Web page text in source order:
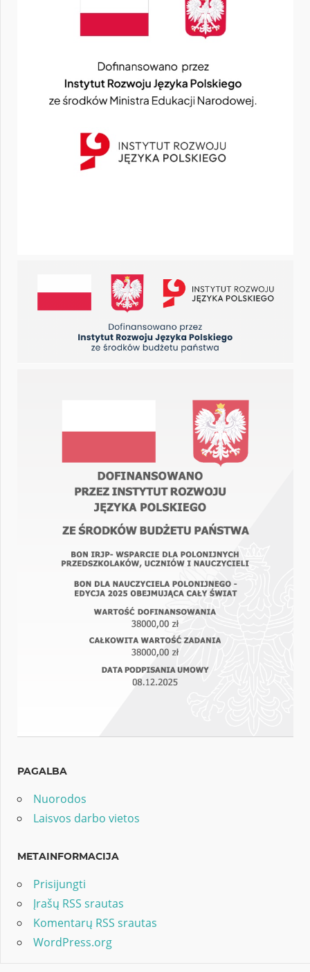
PAGALBA
Nuorodos
Laisvos darbo vietos
METAINFORMACIJA
Prisijungti
Įrašų RSS srautas
Komentarų RSS srautas
WordPress.org